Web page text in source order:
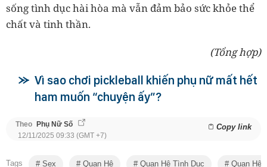
sống tình dục hài hòa mà vẫn đảm bảo sức khỏe thể
chất và tinh thần.
(Tổng hợp)
Vì sao chơi pickleball khiến phụ nữ mất hết
ham muốn “chuyện ấy”?
Theo Phụ Nữ Số Copy link
12/11/2025 09:33 (GMT +7)
Tags Sex Quan Hệ Quan Hệ Tình Dục Quan Hệ